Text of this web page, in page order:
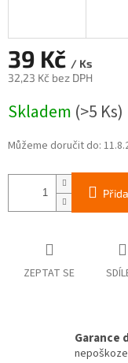
39 Kč / Ks
32,23 Kč bez DPH
cena:
Skladem (>5 Ks)
Můžeme doručit do:
ZEPTAT SE
Garance